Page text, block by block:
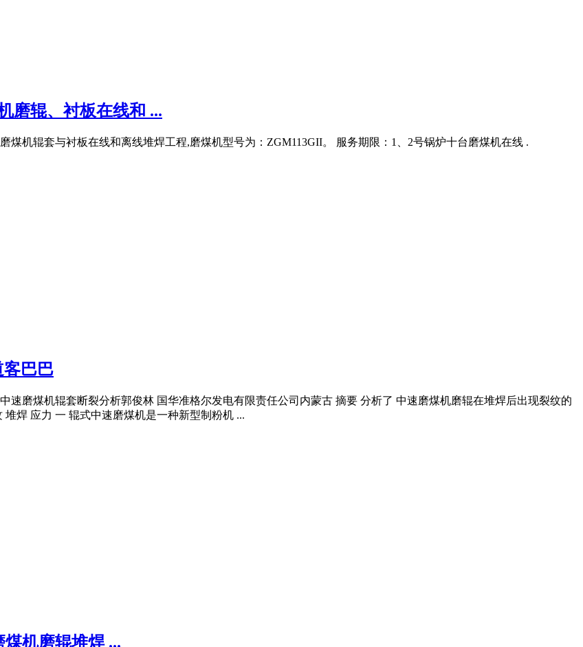
磨辊、衬板在线和 ...
煤机辊套与衬板在线和离线堆焊工程,磨煤机型号为：ZGM113GII。 服务期限：1、2号锅炉十台磨煤机在线 .
巴巴
速磨煤机辊套断裂分析郭俊林 国华准格尔发电有限责任公司内蒙古 摘要 分析了 中速磨煤机磨辊在堆焊后出现裂纹的
焊 应力 一 辊式中速磨煤机是一种新型制粉机 ...
机磨辊堆焊 ...